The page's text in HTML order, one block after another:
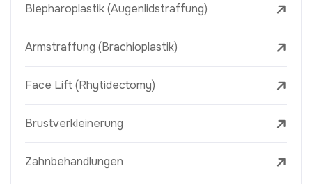
Blepharoplastik (Augenlidstraffung)
Armstraffung (Brachioplastik)
Face Lift (Rhytidectomy)
Brustverkleinerung
Zahnbehandlungen